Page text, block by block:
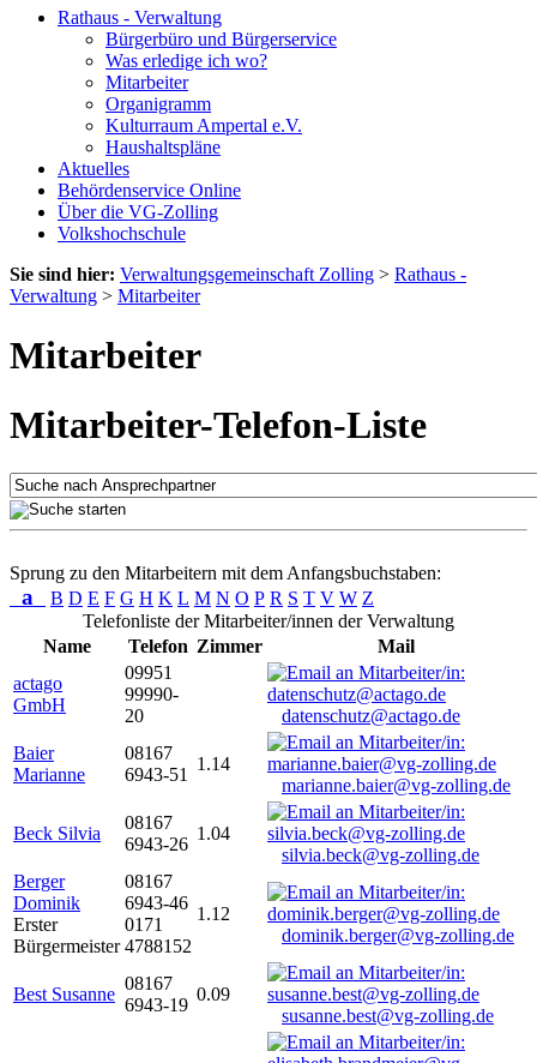
Rathaus - Verwaltung
Bürgerbüro und Bürgerservice
Was erledige ich wo?
Mitarbeiter
Organigramm
Kulturraum Ampertal e.V.
Haushaltspläne
Aktuelles
Behördenservice Online
Über die VG-Zolling
Volkshochschule
Sie sind hier: Verwaltungsgemeinschaft Zolling > Rathaus -
Verwaltung > Mitarbeiter
Mitarbeiter
Mitarbeiter-Telefon-Liste
Sprung zu den Mitarbeitern mit dem Anfangsbuchstaben:
a B D E F G H K L M N O P R S T V W Z
Telefonliste der Mitarbeiter/innen der Verwaltung
Name
Telefon Zimmer
Mail
actago
GmbH
09951
99990-
20
datenschutz@actago.de
Baier
Marianne
08167
6943-51
1.14
marianne.baier@vg-zolling.de
Beck Silvia
08167
6943-26
1.04
silvia.beck@vg-zolling.de
Berger
Dominik
Erster
Bürgermeister
08167
6943-46
0171
4788152
1.12
dominik.berger@vg-zolling.de
Best Susanne
08167
6943-19
0.09
susanne.best@vg-zolling.de